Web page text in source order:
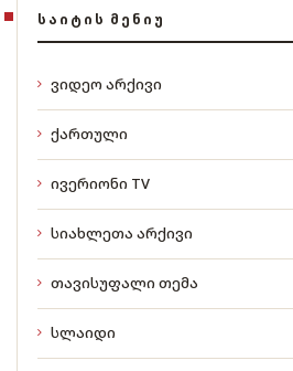
ᲡᲐᲘᲢᲘᲡ ᲛᲔᲜᲘᲣ
ვიდეო არქივი
ქართული
ივერიონი TV
სიახლეთა არქივი
თავისუფალი თემა
სლაიდი